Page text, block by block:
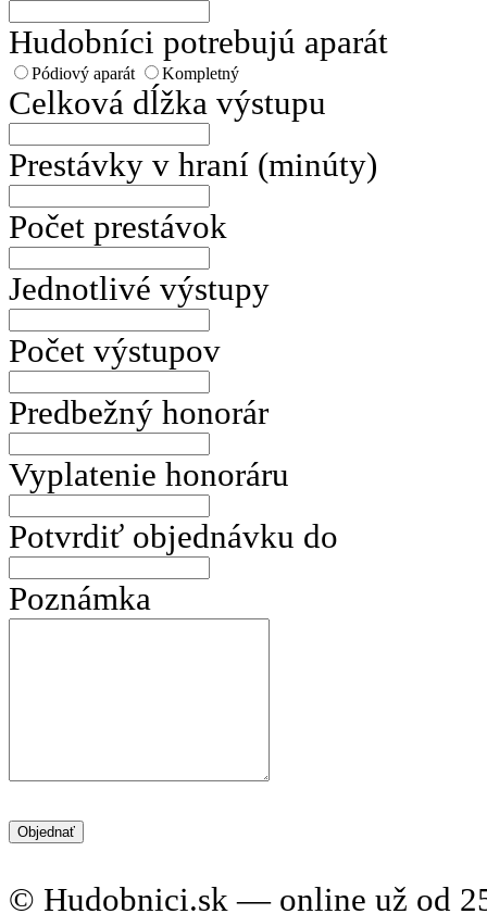
Hudobníci potrebujú aparát
Pódiový aparát Kompletný
Celková dĺžka výstupu
Prestávky v hraní (minúty)
Počet prestávok
Jednotlivé výstupy
Počet výstupov
Predbežný honorár
Vyplatenie honoráru
Potvrdiť objednávku do
Poznámka
© Hudobnici.sk — online už od